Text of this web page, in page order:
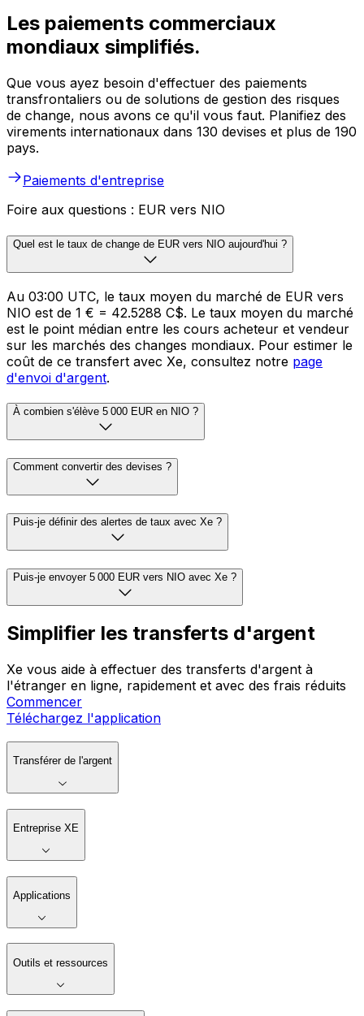
Les paiements commerciaux
mondiaux simplifiés.
Que vous ayez besoin d'effectuer des paiements
transfrontaliers ou de solutions de gestion des risques
de change, nous avons ce qu'il vous faut. Planifiez des
virements internationaux dans 130 devises et plus de 190
pays.
Paiements d'entreprise
Foire aux questions : EUR vers NIO
Quel est le taux de change de EUR vers NIO aujourd'hui ?
Au 03:00 UTC, le taux moyen du marché de EUR vers
NIO est de 1 € = 42.5288 C$. Le taux moyen du marché
est le point médian entre les cours acheteur et vendeur
sur les marchés des changes mondiaux. Pour estimer le
coût de ce transfert avec Xe, consultez notre page
d'envoi d'argent.
À combien s'élève 5 000 EUR en NIO ?
Comment convertir des devises ?
Puis-je définir des alertes de taux avec Xe ?
Puis-je envoyer 5 000 EUR vers NIO avec Xe ?
Simplifier les transferts d'argent
Xe vous aide à effectuer des transferts d'argent à
l'étranger en ligne, rapidement et avec des frais réduits
Commencer
Téléchargez l'application
Transférer de l'argent
Entreprise XE
Applications
Outils et ressources